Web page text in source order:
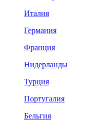
Италия
Германия
Франция
Нидерланды
Турция
Португалия
Бельгия